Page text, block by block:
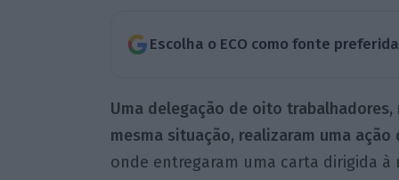
Escolha o ECO como fonte
Uma delegação de oito
mesma situação, realizaram uma
onde entregaram uma carta dirigida